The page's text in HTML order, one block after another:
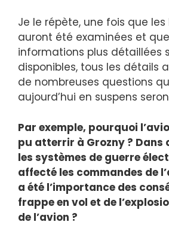
Je le répète, une fois que
auront été examinées et
informations plus détaillées
disponibles, tous les détails
de nombreuses questions
aujourd’hui en suspens
Par exemple, pourquoi
pu atterrir à Grozny ? Dans
les systèmes de guerre
affecté les commandes de
a été l’importance des
frappe en vol et de
de l’avion ?